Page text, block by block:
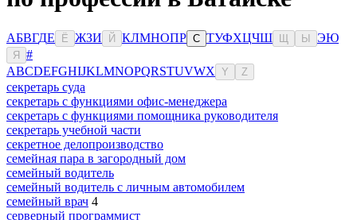
АБВГДЕ Ё ЖЗИ Й КЛМНОПР С ТУФХЦЧШ Ы ЭЮ
Я
#
ABCDEFGHIJKLMNOPQRSTUVWX Y Z
секретарь суда
секретарь с функциями офис-менеджера
секретарь с функциями помощника руководителя
секретарь учебной части
секретное делопроизводство
семейная пара в загородный дом
семейный водитель
семейный водитель с личным автомобилем
семейный врач 4
серверный программист